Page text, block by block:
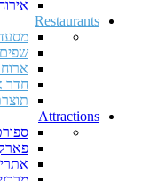
Restaurants
שפים
חדר
Attractions